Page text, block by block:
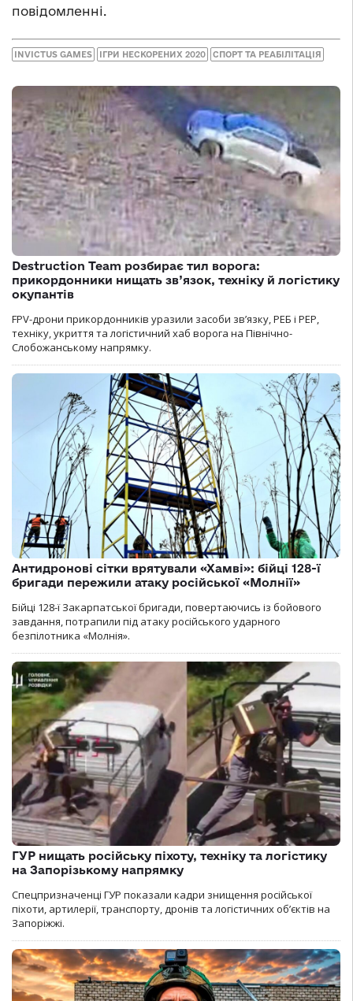
повідомленні.
INVICTUS GAMES ІГРИ НЕСКОРЕНИХ 2020 СПОРТ ТА РЕАБІЛІТАЦІЯ
Destruction Team розбирає тил ворога:
прикордонники нищать зв’язок, техніку й логістику
окупантів
FPV-дрони прикордонників уразили засоби зв’язку, РЕБ і РЕР,
техніку, укриття та логістичний хаб ворога на Північно-
Слобожанському напрямку.
Антидронові сітки врятували «Хамві»: бійці 128-ї
бригади пережили атаку російської «Молнії»
Бійці 128-ї Закарпатської бригади, повертаючись із бойового
завдання, потрапили під атаку російського ударного
безпілотника «Молнія».
ГУР нищать російську піхоту, техніку та логістику
на Запорізькому напрямку
Спецпризначенці ГУР показали кадри знищення російської
піхоти, артилерії, транспорту, дронів та логістичних об’єктів на
Запоріжжі.